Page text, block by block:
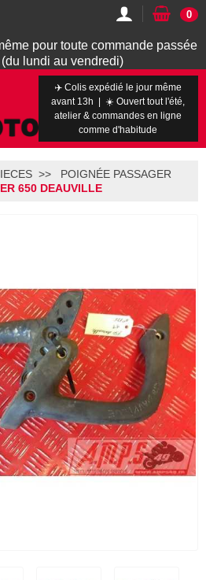
pour toute commande passée
lundi au vendredi)
0
✈️ Colis expédié le jour même
avant 13h | ☀️ Ouvert tout l'été,
atelier & commandes en ligne
comme d'habitude
POIGNÉE PASSAGER
650 DEAUVILLE